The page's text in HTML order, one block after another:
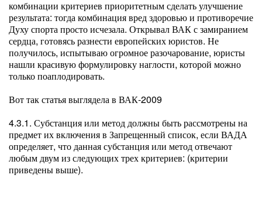
комбинации критериев приоритетным сделать улучшение
результата: тогда комбинация вред здоровью и противоречие
Духу спорта просто исчезала. Открывал ВАК с замиранием
сердца, готовясь разнести европейских юристов. Не
получилось, испытываю огромное разочарование, юристы
нашли красивую формулировку наглости, которой можно
только поаплодировать.
Вот так статья выглядела в ВАК-2009
4.3.1. Субстанция или метод должны быть рассмотрены на
предмет их включения в Запрещенный список, если ВАДА
определяет, что данная субстанция или метод отвечают
любым двум из следующих трех критериев: (критерии
приведены выше).